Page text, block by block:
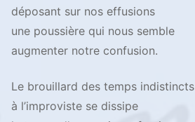
déposant sur nos effusions
une poussière qui nous semble
augmenter notre confusion.
Le brouillard des temps indistincts
à l’improviste se dissipe